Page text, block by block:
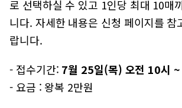
로 선택하실 수 있고 1인당 최대 10매
니다. 자세한 내용은 신청 페이지를 참
랍니다.
- 접수기간: 7월 25일(목) 오전 10시
- 요금 : 왕복 2만원